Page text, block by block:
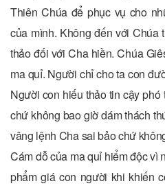
Thiên Chúa để phục vụ cho
của mình. Không đến với Chúa
thảo đối với Cha hiền. Chúa
ma quỉ. Người chỉ cho ta con
Người con hiếu thảo tin cậy
chứ không bao giờ dám thách
vâng lệnh Cha sai bảo chứ
Cám dỗ của ma quỉ hiểm độc vì
phẩm giá con người khi khiến